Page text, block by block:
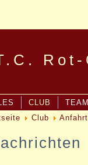
CLUB
Club Anfahrt